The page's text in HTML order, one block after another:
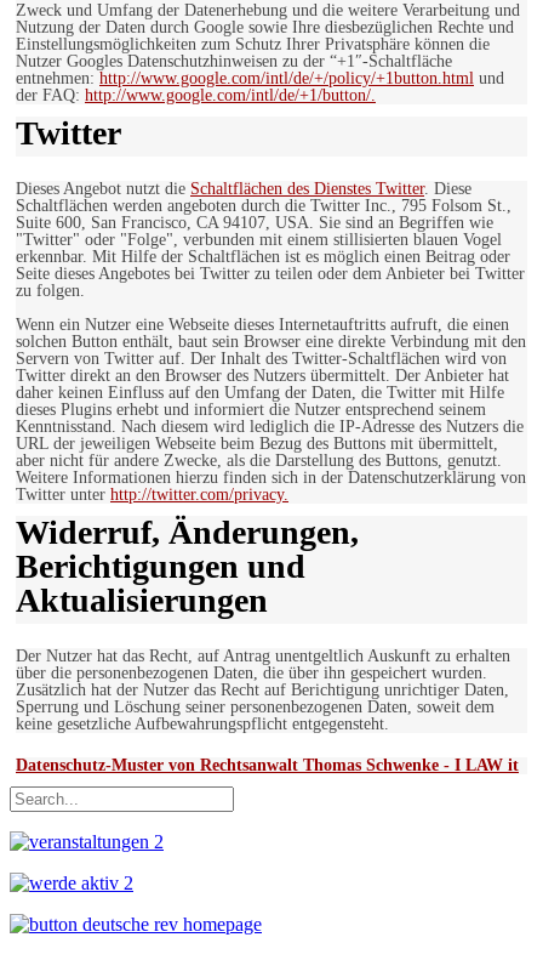
Zweck und Umfang der Datenerhebung und die weitere Verarbeitung und
Nutzung der Daten durch Google sowie Ihre diesbezüglichen Rechte und
Einstellungsmöglichkeiten zum Schutz Ihrer Privatsphäre können die
Nutzer Googles Datenschutzhinweisen zu der “+1″-Schaltfläche
entnehmen: http://www.google.com/intl/de/+/policy/+1button.html und
der FAQ: http://www.google.com/intl/de/+1/button/.
Twitter
Dieses Angebot nutzt die Schaltflächen des Dienstes Twitter. Diese
Schaltflächen werden angeboten durch die Twitter Inc., 795 Folsom St.,
Suite 600, San Francisco, CA 94107, USA. Sie sind an Begriffen wie
"Twitter" oder "Folge", verbunden mit einem stillisierten blauen Vogel
erkennbar. Mit Hilfe der Schaltflächen ist es möglich einen Beitrag oder
Seite dieses Angebotes bei Twitter zu teilen oder dem Anbieter bei Twitter
zu folgen.
Wenn ein Nutzer eine Webseite dieses Internetauftritts aufruft, die einen
solchen Button enthält, baut sein Browser eine direkte Verbindung mit den
Servern von Twitter auf. Der Inhalt des Twitter-Schaltflächen wird von
Twitter direkt an den Browser des Nutzers übermittelt. Der Anbieter hat
daher keinen Einfluss auf den Umfang der Daten, die Twitter mit Hilfe
dieses Plugins erhebt und informiert die Nutzer entsprechend seinem
Kenntnisstand. Nach diesem wird lediglich die IP-Adresse des Nutzers die
URL der jeweiligen Webseite beim Bezug des Buttons mit übermittelt,
aber nicht für andere Zwecke, als die Darstellung des Buttons, genutzt.
Weitere Informationen hierzu finden sich in der Datenschutzerklärung von
Twitter unter http://twitter.com/privacy.
Widerruf, Änderungen,
Berichtigungen und
Aktualisierungen
Der Nutzer hat das Recht, auf Antrag unentgeltlich Auskunft zu erhalten
über die personenbezogenen Daten, die über ihn gespeichert wurden.
Zusätzlich hat der Nutzer das Recht auf Berichtigung unrichtiger Daten,
Sperrung und Löschung seiner personenbezogenen Daten, soweit dem
keine gesetzliche Aufbewahrungspflicht entgegensteht.
Datenschutz-Muster von Rechtsanwalt Thomas Schwenke - I LAW it